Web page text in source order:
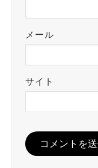
メール
サイト